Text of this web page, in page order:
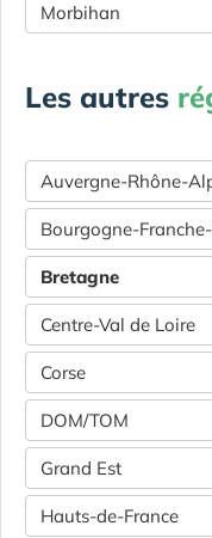
Morbihan
Les autres
Auvergne-Rhône-
Bourgogne-
Bretagne
Centre-Val de Loire
Corse
DOM/TOM
Grand Est
Hauts-de-France